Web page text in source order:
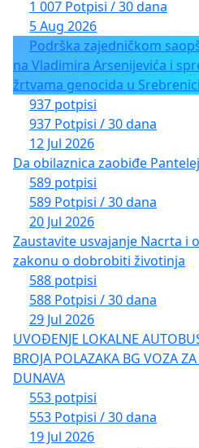
1 007 Potpisi / 30 dana
5 Aug 2026
Podrška zajedničkom
na Vladimira Arsenijevića i
žrtvama genocida u Srebrenici
937 potpisi
937 Potpisi / 30 dana
12 Jul 2026
Da obilaznica zaobiđe Pantelej
589 potpisi
589 Potpisi / 30 dana
20 Jul 2026
Zaustavite usvajanje Nacrta i
zakonu o dobrobiti životinja
588 potpisi
588 Potpisi / 30 dana
29 Jul 2026
UVOĐENJE LOKALNE
BROJA POLAZAKA BG VOZA
DUNAVA
553 potpisi
553 Potpisi / 30 dana
19 Jul 2026